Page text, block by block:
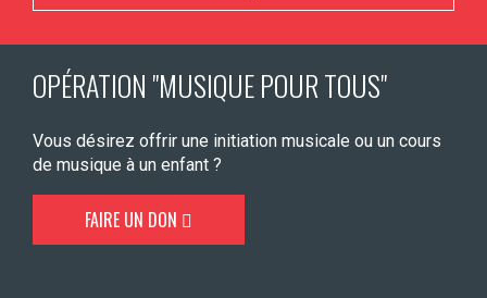
OPÉRATION "MUSIQUE POUR TOUS"
Vous désirez offrir une initiation musicale ou un cours
de musique à un enfant ?
FAIRE UN DON